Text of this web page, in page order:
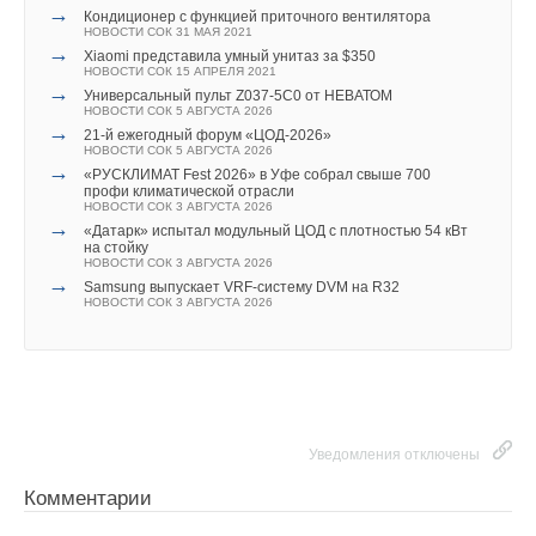
→ Кондиционер с функцией приточного вентилятора
НОВОСТИ СОК 31 МАЯ 2021
→ Xiaomi представила умный унитаз за $350
НОВОСТИ СОК 15 АПРЕЛЯ 2021
→ Универсальный пульт Z037-5C0 от НЕВАТОМ
НОВОСТИ СОК 5 АВГУСТА 2026
→ 21-й ежегодный форум «ЦОД-2026»
НОВОСТИ СОК 5 АВГУСТА 2026
→
«РУСКЛИМАТ Fest 2026» в Уфе собрал свыше 700
профи климатической отрасли
НОВОСТИ СОК 3 АВГУСТА 2026
→
«Датарк» испытал модульный ЦОД с плотностью 54 кВт
на стойку
НОВОСТИ СОК 3 АВГУСТА 2026
→ Samsung выпускает VRF-систему DVM на R32
НОВОСТИ СОК 3 АВГУСТА 2026
Уведомления отключены
Комментарии
Современные системы обеспечивают эффективность
на 200–400% выше по сравнению с традиционными
методами отопления», — сказал г-н Уддхав Сейбл, директор
по исследованиям в Meticulous Research.
Среди ведущих производителей, упомянутых в отчёте, —
Daikin Industries, Mitsubishi Electric, LG Electronics, Panasonic,
Samsung, Danfoss, Midea, Hitachi, Toshiba, Emerson,
Copeland, Tecumseh, Bristol Compressors, Bitzer, Johnson
Controls и Carrier.
Универсальный пульт Z037-5C0 от НЕВАТОМ
→ 21-й ежегодный форум «ЦОД-2026»
НОВОСТИ СОК 5 АВГУСТА 2026
водогрейных котлов, термомасляных котлов (нагревателей
теплоносителя), биомассовых/угольных котлов, котлов для
ТЭС, сосудов под давлением и т.д.
Международная выставка Heat&Power‑2025 пройдет с 21 по
23 октября в Москве, в МВЦ «Крокус Экспо» (павильон 1,
Выставку можно посетить бесплатно, получив
билет по промокодуsok25.
испарителем
НОВОСТИ СОК 5 АВГУСТА 2026